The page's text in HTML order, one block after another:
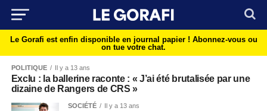
Le Gorafi est enfin disponible en journal papier ! Abonnez-vous ou
on tue votre chat.
POLITIQUE Il y a 13 ans
Exclu : la ballerine raconte : « J’ai été brutalisée par une
dizaine de Rangers de CRS »
SOCIÉTÉ Il y a 13 ans